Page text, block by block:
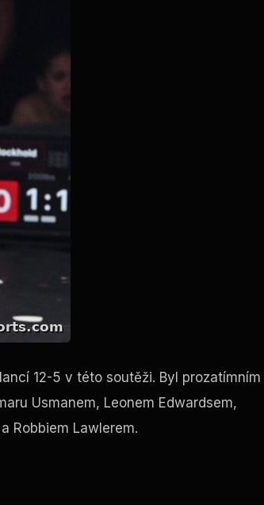
12-5 v této soutěži. Byl prozatímním
Usmanem, Leonem Edwardsem,
Robbiem Lawlerem.